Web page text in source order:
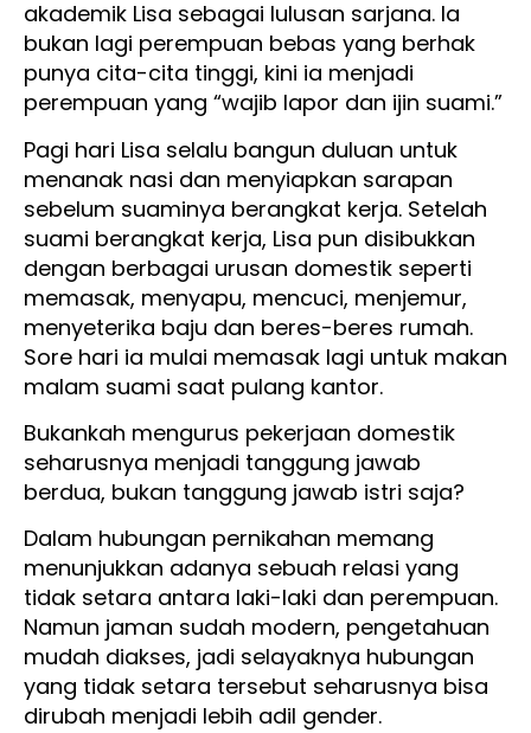
akademik Lisa sebagai lulusan sarjana. Ia
bukan lagi perempuan bebas yang berhak
punya cita-cita tinggi, kini ia menjadi
perempuan yang “wajib lapor dan ijin suami.”
Pagi hari Lisa selalu bangun duluan untuk
menanak nasi dan menyiapkan sarapan
sebelum suaminya berangkat kerja. Setelah
suami berangkat kerja, Lisa pun disibukkan
dengan berbagai urusan domestik seperti
memasak, menyapu, mencuci, menjemur,
menyeterika baju dan beres-beres rumah.
Sore hari ia mulai memasak lagi untuk makan
malam suami saat pulang kantor.
Bukankah mengurus pekerjaan domestik
seharusnya menjadi tanggung jawab
berdua, bukan tanggung jawab istri saja?
Dalam hubungan pernikahan memang
menunjukkan adanya sebuah relasi yang
tidak setara antara laki-laki dan perempuan.
Namun jaman sudah modern, pengetahuan
mudah diakses, jadi selayaknya hubungan
yang tidak setara tersebut seharusnya bisa
dirubah menjadi lebih adil gender.